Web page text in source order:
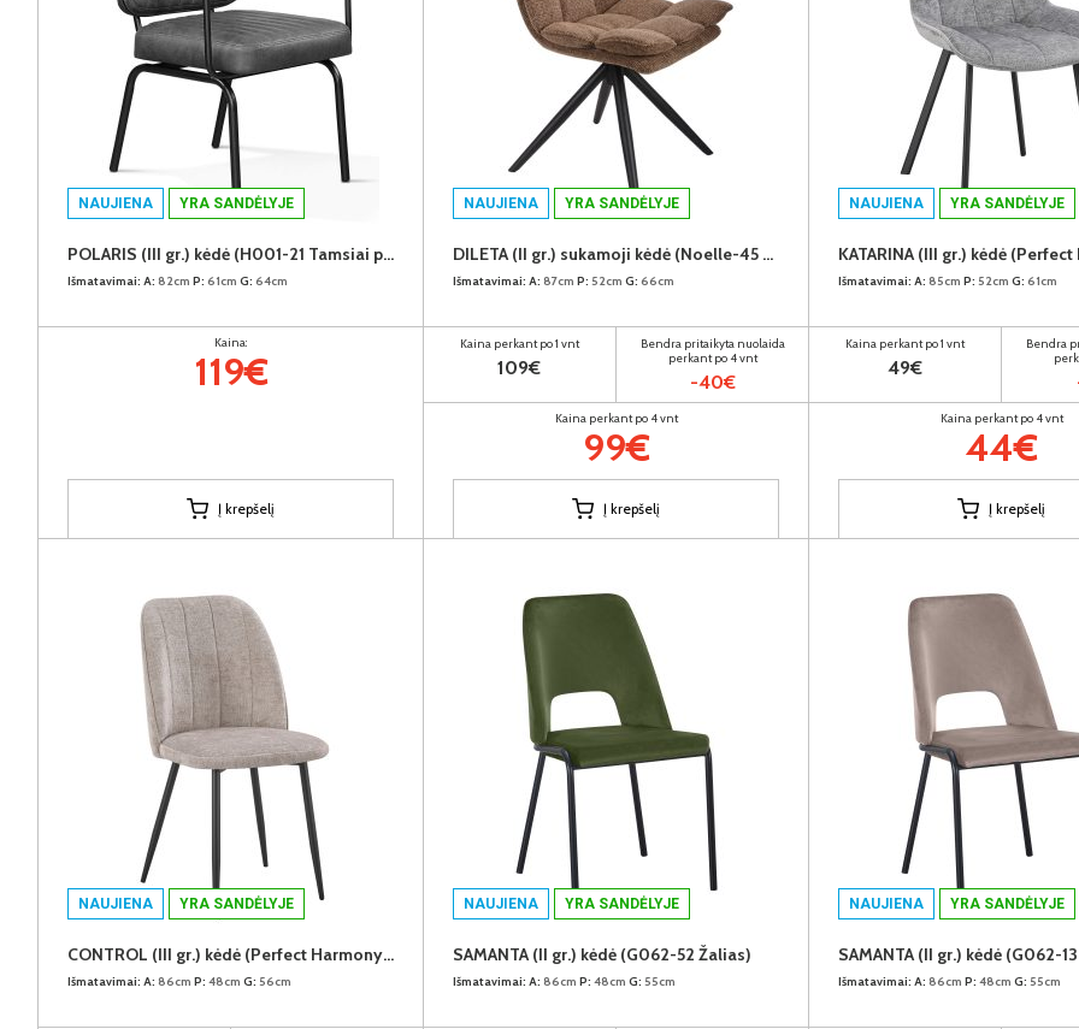
NAUJIENA YRA SANDĖLYJE
POLARIS (III gr.) kėdė (H001-21 Tamsiai pilkas)
Išmatavimai: A: 82cm P: 61cm G: 64cm
Kaina:
119€
Į krepšelį
NAUJIENA YRA SANDĖLYJE
DILETA (II gr.) sukamoji kėdė (Noelle-45 Rudas)
Išmatavimai: A: 87cm P: 52cm G: 66cm
Kaina perkant po 1 vnt
109€
Bendra pritaikyta nuolaida
perkant po 4 vnt
-40€
Kaina perkant po 4 vnt
99€
Į krepšelį
NAUJIENA YRA SANDĖLYJE
Išmatavimai: A: 85cm P: 52cm G: 61cm
Kaina perkant po 1 vnt
49€
Bendra
Kaina perkant po 4 vnt
44€
Į krepšelį
NAUJIENA YRA SANDĖLYJE
CONTROL (III gr.) kėdė (Perfect Harmony-04)
Išmatavimai: A: 86cm P: 48cm G: 56cm
NAUJIENA YRA SANDĖLYJE
SAMANTA (II gr.) kėdė (G062-52 Žalias)
Išmatavimai: A: 86cm P: 48cm G: 55cm
NAUJIENA YRA SANDĖLYJE
Išmatavimai: A: 86cm P: 48cm G: 55cm